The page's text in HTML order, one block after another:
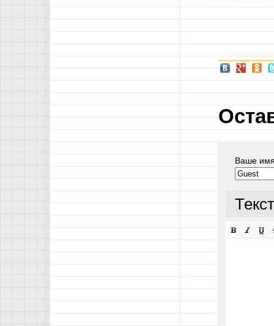
Ваше